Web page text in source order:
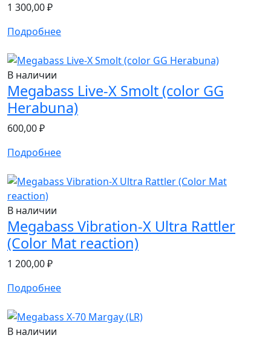
1 300,00₽
Подробнее
В наличии
Megabass Live-X Smolt (color GG
Herabuna)
600,00₽
Подробнее
В наличии
Megabass Vibration-X Ultra Rattler
(Color Mat reaction)
1 200,00₽
Подробнее
В наличии